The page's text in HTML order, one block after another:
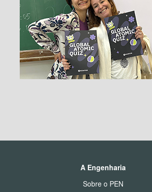
A Engenharia
Sobre o PEN